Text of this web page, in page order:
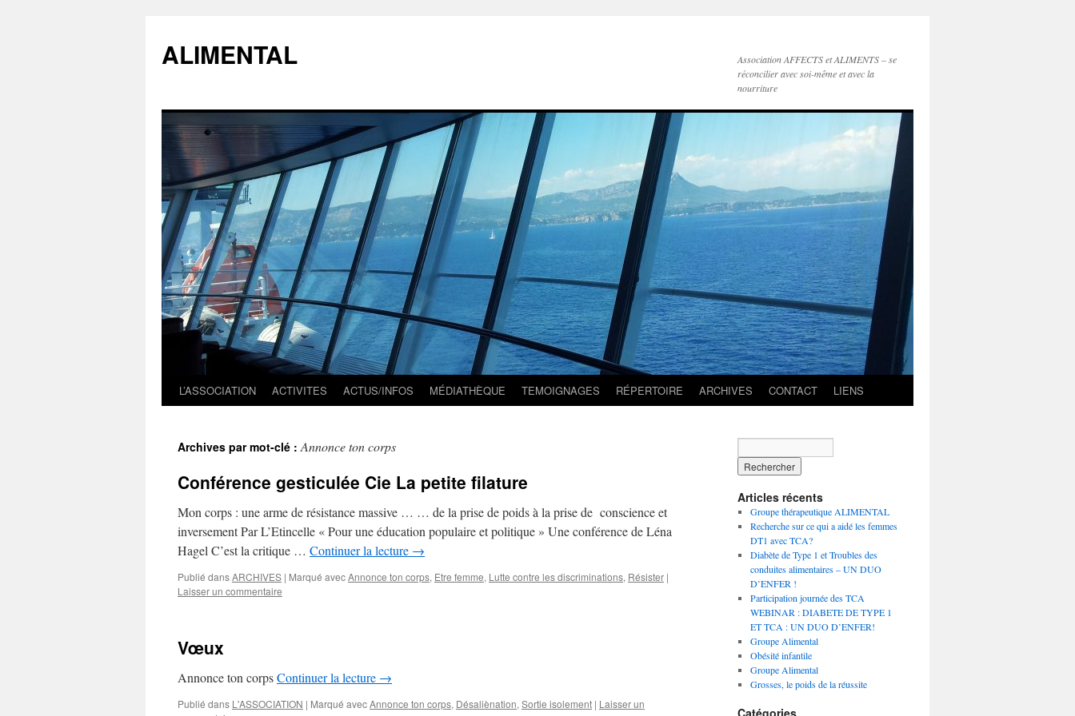
ALIMENTAL
Association AFFECTS et ALIMENTS – se
réconcilier avec soi-même et avec la
nourriture
L’ASSOCIATION ACTIVITES ACTUS/INFOS MÉDIATHÈQUE TEMOIGNAGES RÉPERTOIRE ARCHIVES CONTACT LIENS
Archives par mot-clé :Annonce ton corps
Conférence gesticulée Cie La petite filature
Mon corps : une arme de résistance massive … … de la prise de poids à la prise de conscience et
inversement Par L’Etincelle « Pour une éducation populaire et politique » Une conférence de Léna
Hagel C’est la critique … Continuer la lecture →
Publié dansARCHIVES | Marqué avecAnnonce ton corps, Etre femme, Lutte contre les discriminations, Résister |
Laisser un commentaire
Vœux
Annonce ton corpsContinuer la lecture →
Publié dans L'ASSOCIATION | Marqué avecAnnonce ton corps, Désaliènation, Sortie isolement | Laisser un
Articles récents
Groupe thérapeutique ALIMENTAL
Recherche sur ce qui a aidé les femmes
DT1 avec TCA?
Diabète de Type 1 et Troubles des
conduites alimentaires – UN DUO
D’ENFER !
Participation journée des TCA
WEBINAR : DIABETE DE TYPE 1
ET TCA : UN DUO D’ENFER!
Groupe Alimental
Obésité infantile
Groupe Alimental
Grosses, le poids de la réussite
Catégories